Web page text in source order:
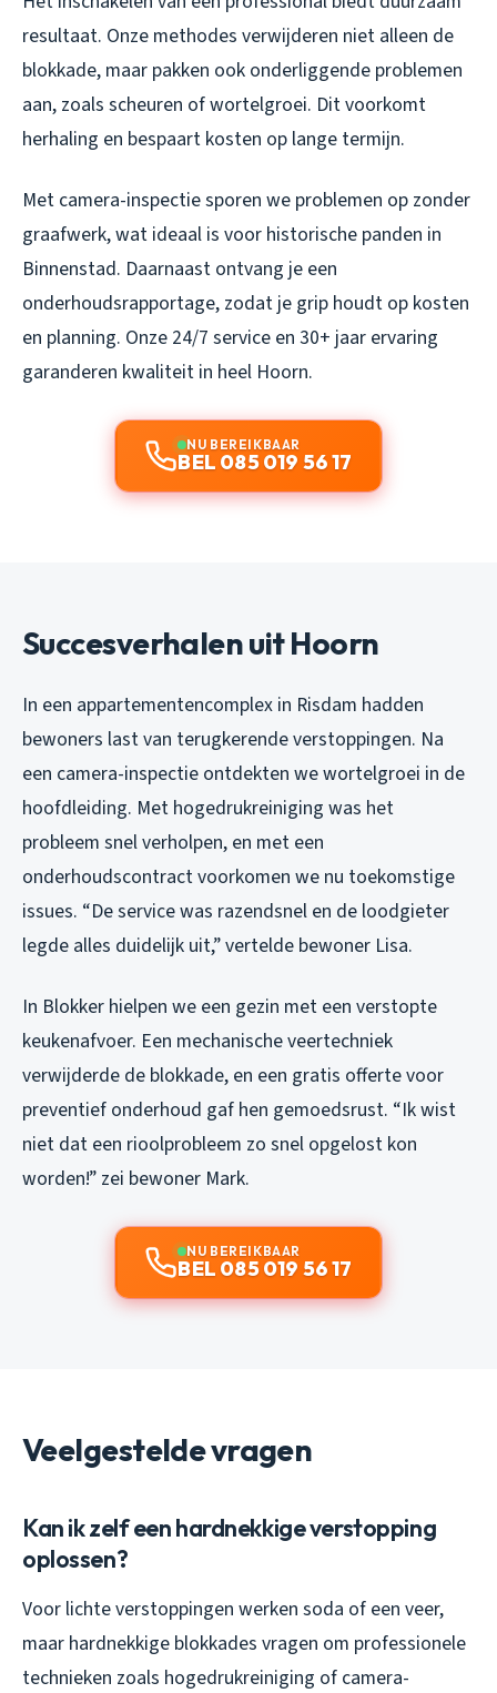
resultaat. Onze methodes verwijderen niet alleen de
blokkade, maar pakken ook onderliggende problemen
aan, zoals scheuren of wortelgroei. Dit voorkomt
herhaling en bespaart kosten op lange termijn.
Met camera-inspectie sporen we problemen op zonder
graafwerk, wat ideaal is voor historische panden in
Binnenstad. Daarnaast ontvang je een
onderhoudsrapportage, zodat je grip houdt op kosten
en planning. Onze 24/7 service en 30+ jaar ervaring
garanderen kwaliteit in heel Hoorn.
NU BEREIKBAAR
BEL 085 019 56 17
Succesverhalen uit Hoorn
In een appartementencomplex in Risdam hadden
bewoners last van terugkerende verstoppingen. Na
een camera-inspectie ontdekten we wortelgroei in de
hoofdleiding. Met hogedrukreiniging was het
probleem snel verholpen, en met een
onderhoudscontract voorkomen we nu toekomstige
issues. “De service was razendsnel en de loodgieter
legde alles duidelijk uit,” vertelde bewoner Lisa.
In Blokker hielpen we een gezin met een verstopte
keukenafvoer. Een mechanische veertechniek
verwijderde de blokkade, en een gratis offerte voor
preventief onderhoud gaf hen gemoedsrust. “Ik wist
niet dat een rioolprobleem zo snel opgelost kon
worden!” zei bewoner Mark.
NU BEREIKBAAR
BEL 085 019 56 17
Veelgestelde vragen
Kan ik zelf een hardnekkige verstopping
oplossen?
Voor lichte verstoppingen werken soda of een veer,
maar hardnekkige blokkades vragen om professionele
technieken zoals hogedrukreiniging of camera-